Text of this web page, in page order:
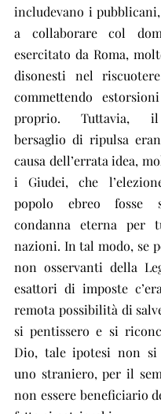
includevano i
a collaborare col
esercitato da Roma,
disonesti nel
commettendo
proprio. Tuttavia,
bersaglio di ripulsa
causa dell’errata idea,
i Giudei, che
popolo ebreo fosse
condanna eterna per
nazioni. In tal modo, se
non osservanti della
esattori di imposte
remota possibilità di
si pentissero e si
Dio, tale ipotesi non si
uno straniero, per il
non essere beneficiario